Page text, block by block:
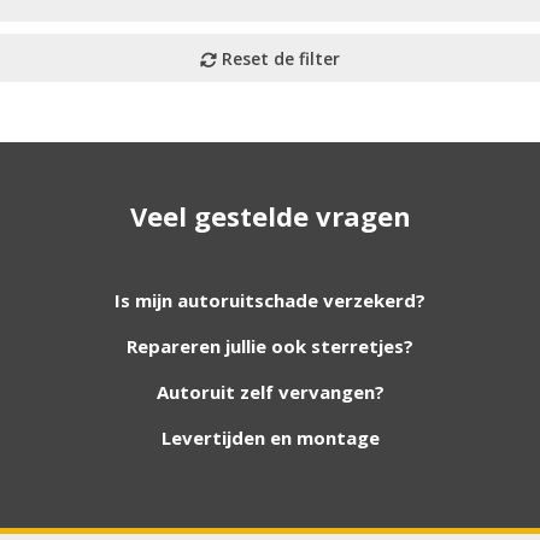
Veel gestelde vragen
Is mijn autoruitschade verzekerd?
Repareren jullie ook sterretjes?
Autoruit zelf vervangen?
Levertijden en montage